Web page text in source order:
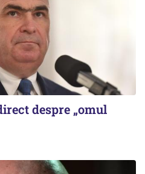
despre „omul